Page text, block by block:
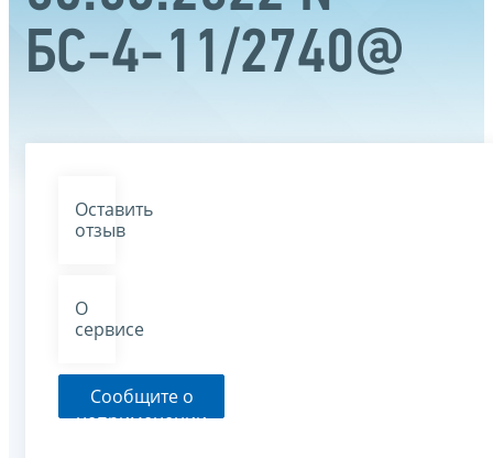
БС-4-11/2740@
Оставить
отзыв
О
сервисе
Сообщите о
неприменении